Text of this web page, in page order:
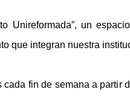
Unireformada”, un
que integran nuestra
cada fin de semana a partir